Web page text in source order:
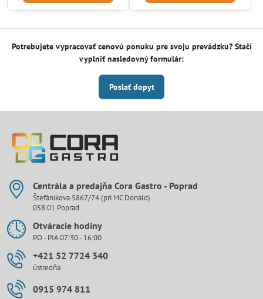
Potrebujete vypracovať cenovú ponuku pre svoju prevádzku? Stačí
vyplniť nasledovný formulár:
Poslať dopyt
Centrála a predajňa Cora Gastro - Poprad
Štefánikova 5867/74 (pri MC Donald)
058 01 Poprad
Otváracie hodiny
PO - PIA 07:30 - 16:00
+421 52 7724 340
ústredňa
0915 974 811